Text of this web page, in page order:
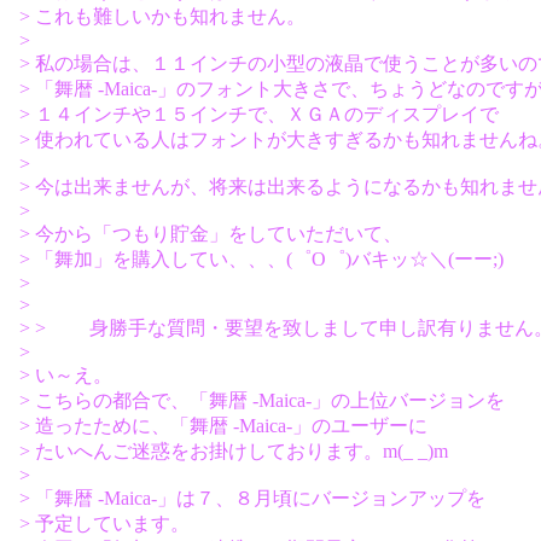
> これも難しいかも知れません。
>
> 私の場合は、１１インチの小型の液晶で使うことが多いの
> 「舞暦 -Maica-」のフォント大きさで、ちょうどなのですが
> １４インチや１５インチで、ＸＧＡのディスプレイで
> 使われている人はフォントが大きすぎるかも知れませんね
>
> 今は出来ませんが、将来は出来るようになるかも知れませ
>
> 今から「つもり貯金」をしていただいて、
> 「舞加」を購入してい、、、(゜O゜)バキッ☆＼(ーー;)
>
>
> > 身勝手な質問・要望を致しまして申し訳有りません
>
> い～え。
> こちらの都合で、「舞暦 -Maica-」の上位バージョンを
> 造ったために、「舞暦 -Maica-」のユーザーに
> たいへんご迷惑をお掛けしております。m(_ _)m
>
> 「舞暦 -Maica-」は７、８月頃にバージョンアップを
> 予定しています。